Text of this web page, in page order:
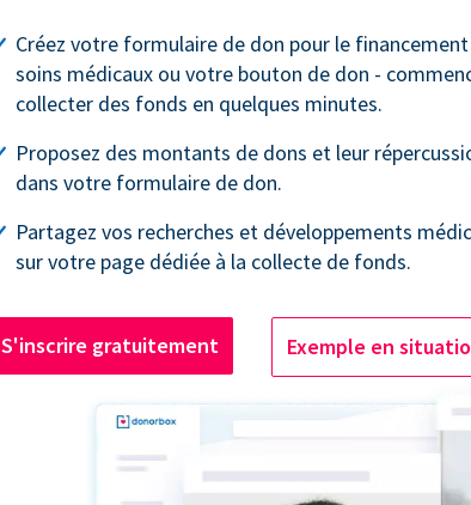
Créez votre formulaire de don pour le
soins médicaux ou votre bouton de don -
collecter des fonds en quelques minutes.
Proposez des montants de dons et leur
dans votre formulaire de don.
Partagez vos recherches et développements
sur votre page dédiée à la collecte de fonds.
S'inscrire gratuitement Exemple en